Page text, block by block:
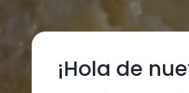
¡Hola de